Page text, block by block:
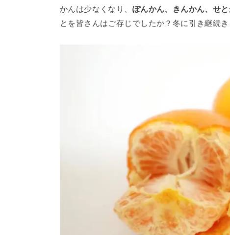
かんは少なくなり、 ぽんかん、きんかん、せ
とを皆さんはご存じでしたか？冬に引き継続